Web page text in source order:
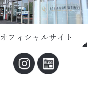
オフィシャルサイト